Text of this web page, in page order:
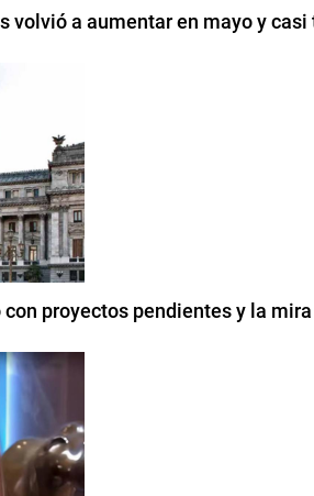
volvió a aumentar en mayo y
con proyectos pendientes y la